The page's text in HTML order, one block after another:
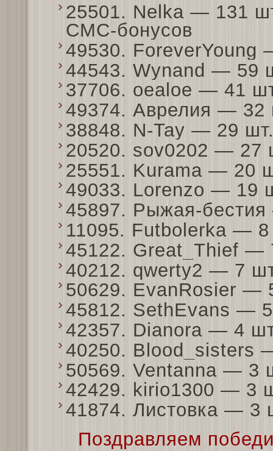
25501. Nelka — 131
СМС-бонусов
49530.
44543. Wynand — 59
37706. oealoe — 41
49374. Аврелия —
38848. N-Tay — 29
20520. sov0202 —
25551. Kurama — 20
49033. Lorenzo — 19
45897. Рыжая-
11095. Futbolerka —
45122. Great_Thief
40212. qwerty2 — 7
50629. EvanRosier
45812. SethEvans —
42357. Dianora — 4
40250.
50569. Ventanna —
42429. kirio1300 — 3
41874. Листовка —
Поздравляем